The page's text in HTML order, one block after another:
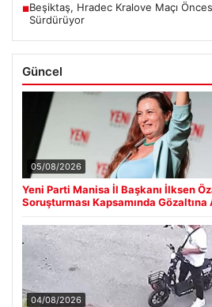
■Beşiktaş, Hradec Kralove Maçı Öncesi
Sürdürüyor
Güncel
05/08/2026
Yeni Parti Manisa İl Başkanı İlksen
Soruşturması Kapsamında Gözaltına
04/08/2026